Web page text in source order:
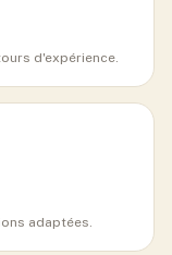
d'expérience.
adaptées.